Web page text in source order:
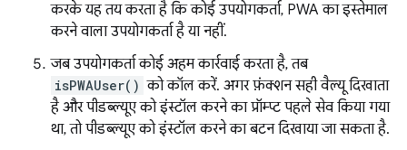
करके यह तय करता है कि कोई उपयोगकर्ता, PWA का इस्तेमाल
करने वाला उपयोगकर्ता है या नहीं.
जब उपयोगकर्ता कोई अहम कार्रवाई करता है, तब
isPWAUser() को कॉल करें. अगर फ़ंक्शन सही वैल्यू दिखाता
है और पीडब्ल्यूए को इंस्टॉल करने का प्रॉम्प्ट पहले सेव किया गया
था, तो पीडब्ल्यूए को इंस्टॉल करने का बटन दिखाया जा सकता है.